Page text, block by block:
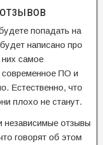
попадать на
написано про
самое
современное ПО и
Естественно, что
плохо не станут.
отзывы
говорят об этом